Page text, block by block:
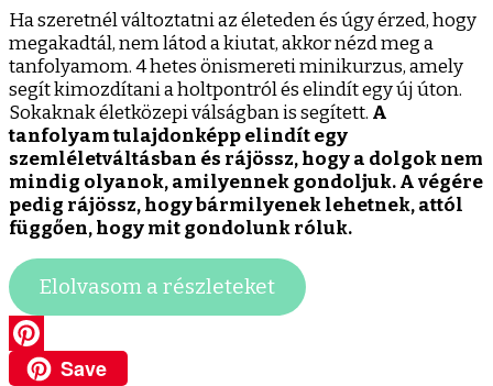
Ha szeretnél változtatni az életeden és úgy érzed, hogy
megakadtál, nem látod a kiutat, akkor nézd meg a
tanfolyamom. 4 hetes önismereti minikurzus, amely
segít kimozdítani a holtpontról és elindít egy új úton.
Sokaknak életközepi válságban is segített. A
tanfolyam tulajdonképp elindít egy
szemléletváltásban és rájössz, hogy a dolgok nem
mindig olyanok, amilyennek gondoljuk. A végére
pedig rájössz, hogy bármilyenek lehetnek, attól
függően, hogy mit gondolunk róluk.
Elolvasom a részleteket
Pinterest
Save